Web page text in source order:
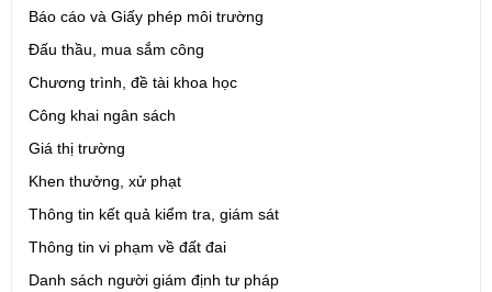
Báo cáo và Giấy phép môi trường
Đấu thầu, mua sắm công
Chương trình, đề tài khoa học
Công khai ngân sách
Giá thị trường
Khen thưởng, xử phạt
Thông tin kết quả kiểm tra, giám sát
Thông tin vi phạm về đất đai
Danh sách người giám định tư pháp